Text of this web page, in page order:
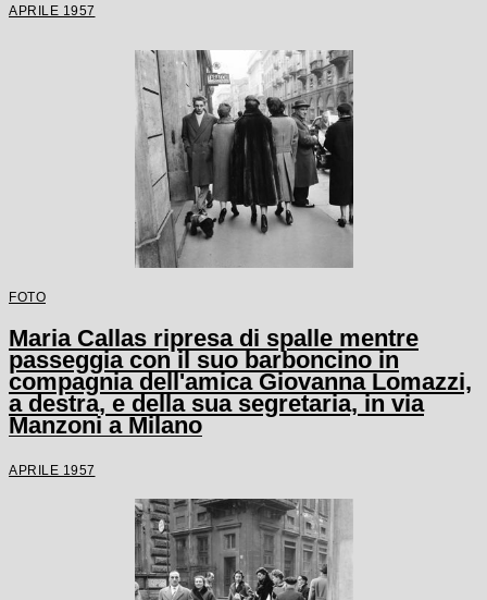
APRILE 1957
FOTO
Maria Callas ripresa di spalle mentre
passeggia con il suo barboncino in
compagnia dell'amica Giovanna Lomazzi,
a destra, e della sua segretaria, in via
Manzoni a Milano
APRILE 1957